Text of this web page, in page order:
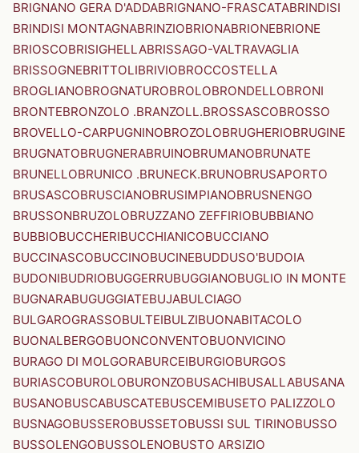
BRIGNANO GERA D'ADDABRIGNANO-FRASCATABRINDISI
BRINDISI MONTAGNABRINZIOBRIONABRIONEBRIONE
BRIOSCOBRISIGHELLABRISSAGO-VALTRAVAGLIA
BRISSOGNEBRITTOLIBRIVIOBROCCOSTELLA
BROGLIANOBROGNATUROBROLOBRONDELLOBRONI
BRONTEBRONZOLO .BRANZOLL.BROSSASCOBROSSO
BROVELLO-CARPUGNINOBROZOLOBRUGHERIOBRUGINE
BRUGNATOBRUGNERABRUINOBRUMANOBRUNATE
BRUNELLOBRUNICO .BRUNECK.BRUNOBRUSAPORTO
BRUSASCOBRUSCIANOBRUSIMPIANOBRUSNENGO
BRUSSONBRUZOLOBRUZZANO ZEFFIRIOBUBBIANO
BUBBIOBUCCHERIBUCCHIANICOBUCCIANO
BUCCINASCOBUCCINOBUCINEBUDDUSO'BUDOIA
BUDONIBUDRIOBUGGERRUBUGGIANOBUGLIO IN MONTE
BUGNARABUGUGGIATEBUJABULCIAGO
BULGAROGRASSOBULTEIBULZIBUONABITACOLO
BUONALBERGOBUONCONVENTOBUONVICINO
BURAGO DI MOLGORABURCEIBURGIOBURGOS
BURIASCOBUROLOBURONZOBUSACHIBUSALLABUSANA
BUSANOBUSCABUSCATEBUSCEMIBUSETO PALIZZOLO
BUSNAGOBUSSEROBUSSETOBUSSI SUL TIRINOBUSSO
BUSSOLENGOBUSSOLENOBUSTO ARSIZIO